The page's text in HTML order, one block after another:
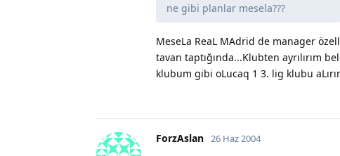
ne gibi planlar mesela???
MeseLa ReaL MAdrid de manager
tavan taptığında...Klubten ayrılırım
klubum gibi oLucaq 1 3. lig klubu
ForzAslan 26 Haz 2004